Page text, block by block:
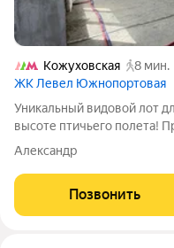
Кожуховская
8 мин.
ЖК Левел Южнопортовая
Уникальный видовой лот
высоте птичьего полета!
квартира евроформата на
(Корпус 3) в современном
Александр
Позвонить